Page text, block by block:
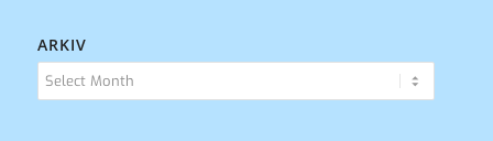
ARKIV